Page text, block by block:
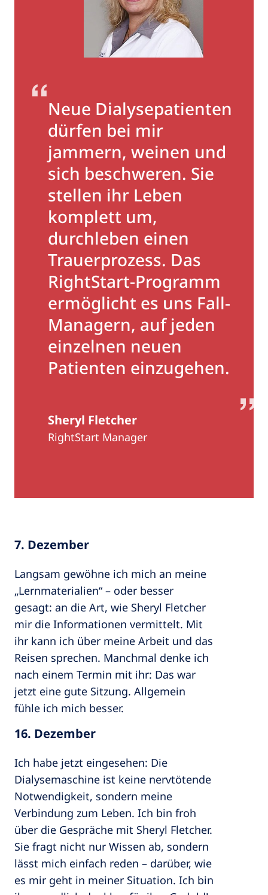
Neue Dialysepatienten
dürfen bei mir
jammern, weinen und
sich beschweren. Sie
stellen ihr Leben
komplett um,
durchleben einen
Trauerprozess. Das
RightStart-Programm
ermöglicht es uns Fall-
Managern, auf jeden
einzelnen neuen
Patienten einzugehen.
Sheryl Fletcher
RightStart Manager
7. Dezember
Langsam gewöhne ich mich an meine
„Lernmaterialien“ – oder besser
gesagt: an die Art, wie Sheryl Fletcher
mir die Informationen vermittelt. Mit
ihr kann ich über meine Arbeit und das
Reisen sprechen. Manchmal denke ich
nach einem Termin mit ihr: Das war
jetzt eine gute Sitzung. Allgemein
fühle ich mich besser.
16. Dezember
Ich habe jetzt eingesehen: Die
Dialysemaschine ist keine nervtötende
Notwendigkeit, sondern meine
Verbindung zum Leben. Ich bin froh
über die Gespräche mit Sheryl Fletcher.
Sie fragt nicht nur Wissen ab, sondern
lässt mich einfach reden – darüber, wie
es mir geht in meiner Situation. Ich bin